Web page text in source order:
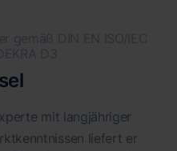
gemäß DIN EN ISO/IEC
D3
mit langjähriger
liefert er